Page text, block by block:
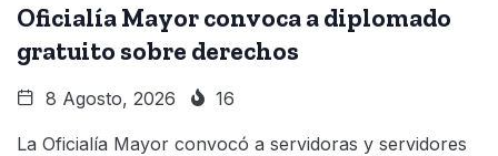
Oficialía Mayor convoca a diplomado
gratuito sobre derechos
8 Agosto, 2026 16
La Oficialía Mayor convocó a servidoras y servidores